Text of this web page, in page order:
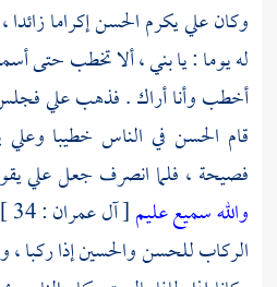
وكانعلييكرمالحسنإكراما
له يوما : يا بني ، ألا تخطب حتى
أخطب وأنا أراك . فذهبعلي
قام الحسن في الناس خطيبا وعلي
فصيحة ، فلما انصرف جعلعلي
والله سميع عليم[ آل عمران : 34 ] . وقد كان
الركابللحسنوالحسينإذا ركبا